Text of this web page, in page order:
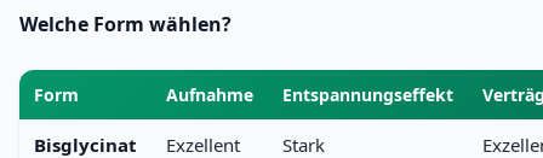
Welche Form wählen?
Form Aufnahme Entspannungseffekt
Bisglycinat Exzellent Stark